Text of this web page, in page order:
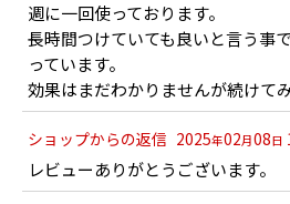
並び順:
絞り込む
週に一回使っております。
長時間つけていても良いと言う事
っています。
効果はまだわかりませんが続けてみ
ショップからの返信 2025年02月08日
レビューありがとうございます。